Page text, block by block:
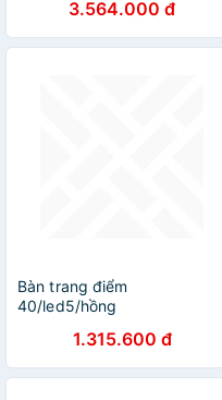
3.564.000 đ
Bàn trang điểm
40/led5/hồng
1.315.600 đ